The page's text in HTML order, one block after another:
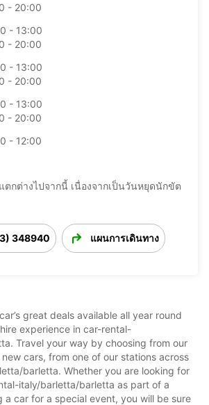
- 20:00
- 13:00
- 20:00
- 13:00
- 20:00
- 13:00
- 20:00
- 12:00
ตกต่างไปจากนี้ เนื่องจากเป็นวันหยุดนักขัต
348940 แผนการเดินทาง
great deals available all year round
experience in car-rental-
Travel your way by choosing from our
cars, from one of our stations across
barletta. Whether you are looking for
italy/barletta/barletta as part of a
a car for a special event, you will be sure